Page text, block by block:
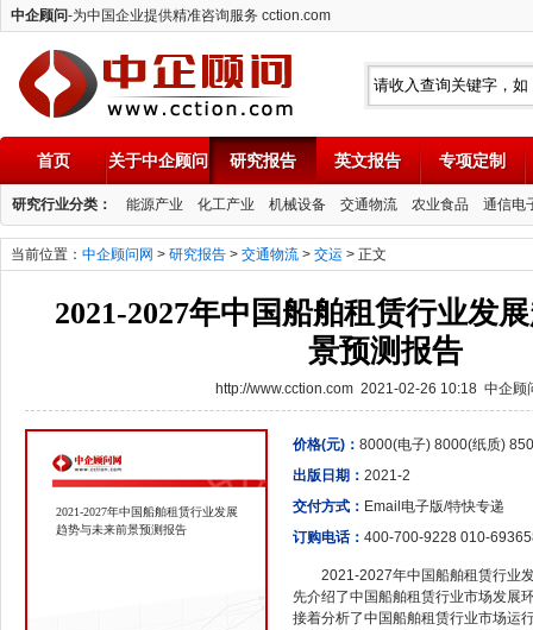
中企顾问-为中国企业提供精准咨询服务 cction.com
中企顾问
首页 关于中企顾问 研究报告 英文报告 专项定制
研究行业分类： 能源产业 化工产业 机械设备 交通物流 农业食品 通信电
当前位置： 中企顾问网 > 研究报告 > 交通物流 > 交运 > 正文
2021-2027年中国船舶租赁行业发
景预测报告
http://www.cction.com 2021-02-26 10:18 中企顾
2021-2027年中国船舶租赁行业发展
趋势与未来前景预测报告
价格(元)： 8000(电子) 8000(纸质)
出版日期： 2021-2
交付方式： Email电子版/特快专递
订购电话： 400-700-9228 010-
2021-2027年中国船舶租赁行业
先介绍了中国船舶租赁行业市场发展
接着分析了中国船舶租赁行业市场运